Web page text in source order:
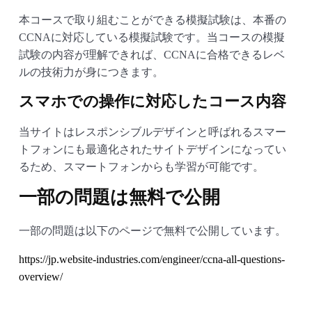
本コースで取り組むことができる模擬試験は、本番の
CCNAに対応している模擬試験です。当コースの模擬
試験の内容が理解できれば、CCNAに合格できるレベ
ルの技術力が身につきます。
スマホでの操作に対応したコース内容
当サイトはレスポンシブルデザインと呼ばれるスマー
トフォンにも最適化されたサイトデザインになってい
るため、スマートフォンからも学習が可能です。
一部の問題は無料で公開
一部の問題は以下のページで無料で公開しています。
https://jp.website-industries.com/engineer/ccna-all-questions-
overview/